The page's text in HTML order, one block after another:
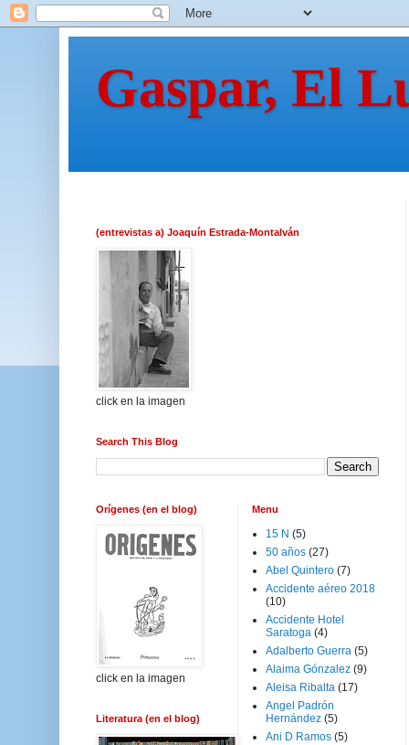
Gaspar, El
(entrevistas a) Joaquín Estrada-Montalván
click en la imagen
Search This Blog
Orígenes (en el blog)
click en la imagen
Literatura (en el blog)
Menu
15 N (5)
50 años (27)
Abel Quintero (7)
Accidente aéreo 2018
(10)
Accidente Hotel
Saratoga (4)
Adalberto Guerra (5)
Alaima Gónzalez (9)
Aleisa Ribalta (17)
Angel Padrón
Hernández (5)
Ani D Ramos (5)